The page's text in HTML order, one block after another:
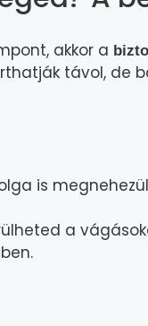
akkor a
távol, de
is
a